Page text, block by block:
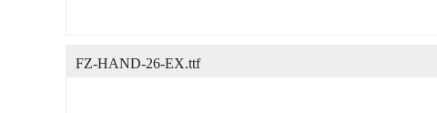
FZ-HAND-26-EX.ttf